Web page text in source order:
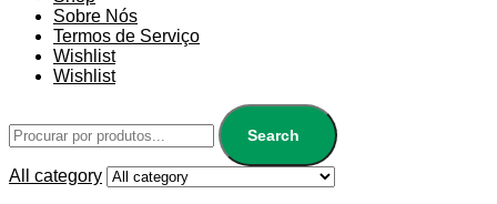
Sobre Nós
Termos de Serviço
Wishlist
Wishlist
Search
All category